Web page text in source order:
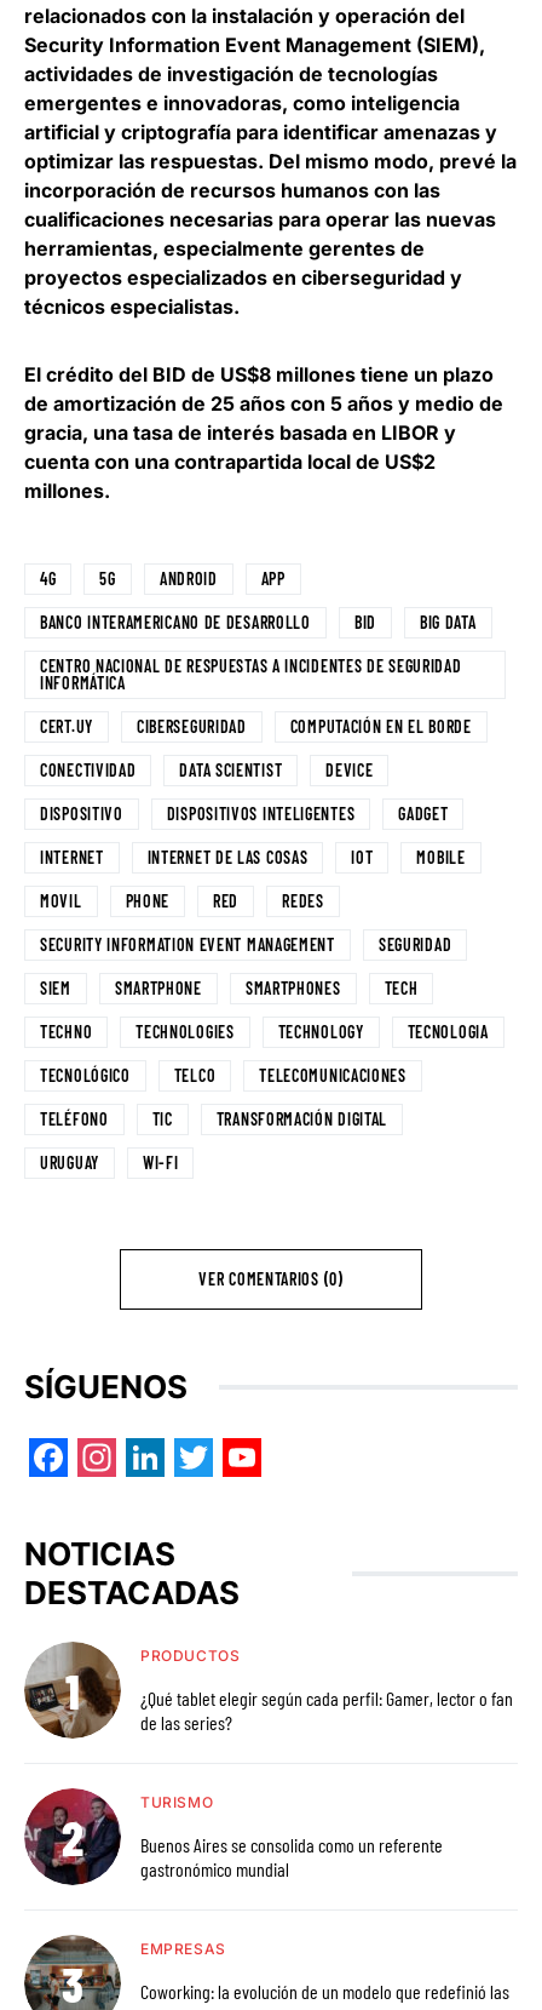
relacionados con la instalación y operación del
Security Information Event Management (SIEM),
actividades de investigación de tecnologías
emergentes e innovadoras, como inteligencia
artificial y criptografía para identificar amenazas y
optimizar las respuestas. Del mismo modo, prevé la
incorporación de recursos humanos con las
cualificaciones necesarias para operar las nuevas
herramientas, especialmente gerentes de
proyectos especializados en ciberseguridad y
técnicos especialistas.
El crédito del BID de US$8 millones tiene un plazo
de amortización de 25 años con 5 años y medio de
gracia, una tasa de interés basada en LIBOR y
cuenta con una contrapartida local de US$2
millones.
4G 5G ANDROID APP
BANCO INTERAMERICANO DE DESARROLLO BID BIG DATA
CENTRO NACIONAL DE RESPUESTAS A INCIDENTES DE SEGURIDAD
INFORMÁTICA
CERT.UY CIBERSEGURIDAD COMPUTACIÓN EN EL BORDE
CONECTIVIDAD DATA SCIENTIST DEVICE
DISPOSITIVO DISPOSITIVOS INTELIGENTES GADGET
INTERNET INTERNET DE LAS COSAS IOT MOBILE
MOVIL PHONE RED REDES
SECURITY INFORMATION EVENT MANAGEMENT SEGURIDAD
SIEM SMARTPHONE SMARTPHONES TECH
TECHNO TECHNOLOGIES TECHNOLOGY TECNOLOGIA
TECNOLÓGICO TELCO TELECOMUNICACIONES
TELÉFONO TIC TRANSFORMACIÓN DIGITAL
URUGUAY WI-FI
VER COMENTARIOS (0)
SÍGUENOS
NOTICIAS
DESTACADAS
PRODUCTOS
¿Qué tablet elegir según cada perfil: Gamer, lector o fan
de las series?
TURISMO
Buenos Aires se consolida como un referente
gastronómico mundial
EMPRESAS
Coworking: la evolución de un modelo que redefinió las